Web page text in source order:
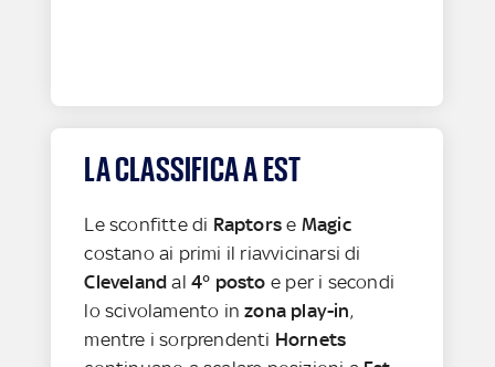
LA CLASSIFICA A EST
Le sconfitte di Raptorse Magic
costano ai primi il riavvicinarsi di
Clevelandal4° posto e per i secondi
lo scivolamento inzona play-in,
mentre i sorprendenti Hornets